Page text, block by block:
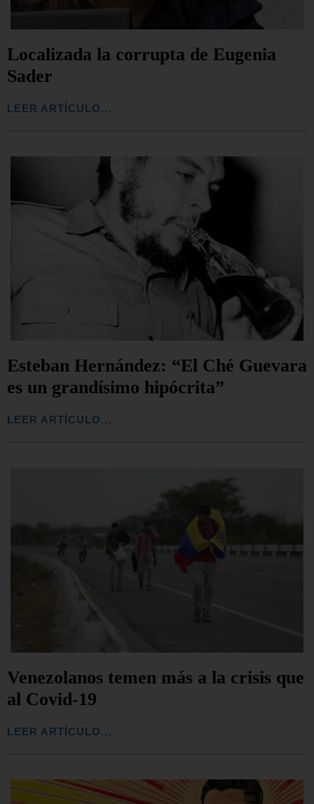
Localizada la corrupta de Eugenia
Sader
LEER ARTÍCULO...
Esteban Hernández: “El Ché Guevara
es un grandísimo hipócrita”
LEER ARTÍCULO...
Venezolanos temen más a la crisis que
al Covid-19
LEER ARTÍCULO...